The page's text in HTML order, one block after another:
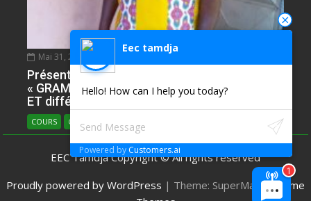
Mai 31, 2020 NDIE SADIE ZACHARIE
Présentation de l’Epreuve d’Anglais. Partie
« GRAMMAR » avec plusieur ILLUSTRATIONS
ET différents types
COURS COURS D'ANGLAIS
EEC Tamdja Copyright © All rights reserved
Proudly powered by WordPress | Theme: SuperMag byAcme
Eec tamdja
Hello! How can I help you today?
Powered by Customers.ai